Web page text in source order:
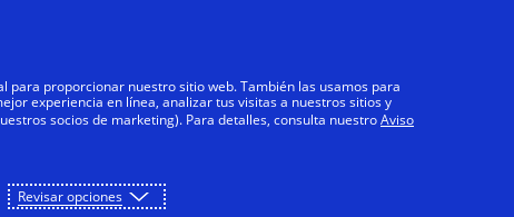
Negocios Innovadores Todos
NOTAS DE PRENSA
para proporcionar nuestro sitio web. También las usamos para
experiencia en línea, analizar tus visitas a nuestros sitios y
socios de marketing). Para detalles, consulta nuestroAviso
Revisar opciones